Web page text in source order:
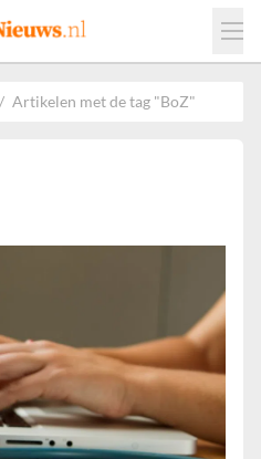
Artikelen met de tag "BoZ"